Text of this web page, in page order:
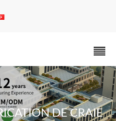
DE CRAIE